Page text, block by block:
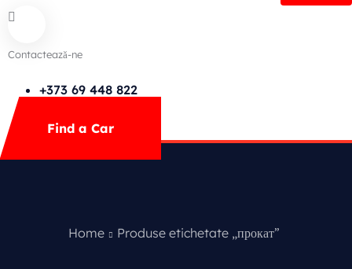
Cars Search No Map
FAQs
Mega Menu
Contact
Contactează-ne
+373 69 448 822
Find a Car
Home Produse etichetate „прокат”